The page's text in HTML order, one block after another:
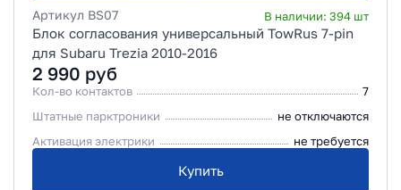
Артикул BS07 В наличии: 394 шт
Блок согласования универсальный TowRus 7-pin
для Subaru Trezia 2010-2016
2 990 руб
Кол-во контактов
7
Штатные парктроники
не отключаются
Активация электрики
не требуется
Купить